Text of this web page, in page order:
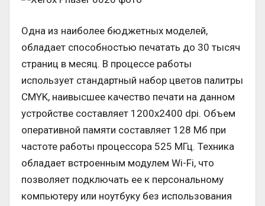
Одна из наиболее бюджетных моделей,
обладает способностью печатать до 30 тысяч
страниц в месяц. В процессе работы
использует стандартный набор цветов палитры
CMYK, наивысшее качество печати на данном
устройстве составляет 1200х2400 dpi. Объем
оперативной памяти составляет 128 Мб при
частоте работы процессора 525 МГц. Техника
обладает встроенным модулем Wi-Fi, что
позволяет подключать ее к персональному
компьютеру или ноутбуку без использования